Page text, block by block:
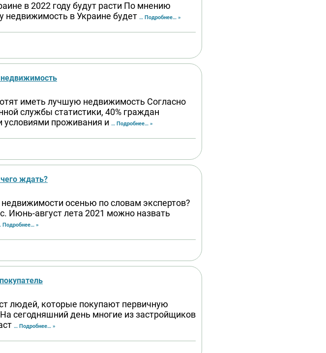
в 2022 году будут расти По мнению
недвижимость в Украине будет … Подробнее… »
иметь лучшую недвижимость Согласно
службы статистики, 40% граждан
проживания и … Подробнее… »
ждать?
осенью по словам экспертов?
Июнь-август лета 2021 можно назвать
Подробнее… »
людей, которые покупают первичную
сегодняшний день многие из застройщиков
… Подробнее… »